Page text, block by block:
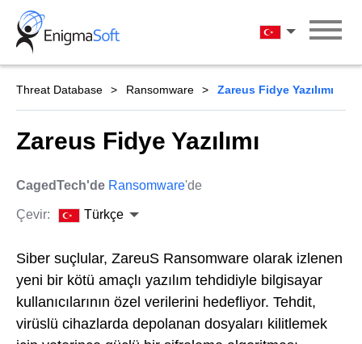
Skip
content
Türkçe
Threat Database Ransomware Zareus Fidye Yazılımı
Zareus Fidye Yazılımı
CagedTech'de Ransomware'de
Çevir: Türkçe
Siber suçlular, ZareuS Ransomware olarak izlenen
yeni bir kötü amaçlı yazılım tehdidiyle bilgisayar
kullanıcılarının özel verilerini hedefliyor. Tehdit,
virüslü cihazlarda depolanan dosyaları kilitlemek